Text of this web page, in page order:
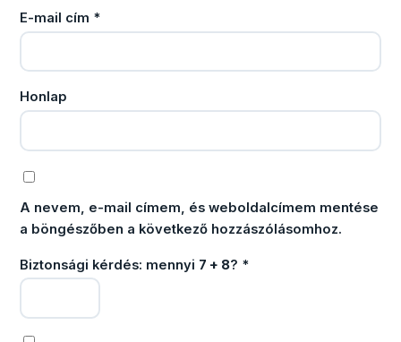
E-mail cím *
Honlap
A nevem, e-mail címem, és weboldalcímem mentése
a böngészőben a következő hozzászólásomhoz.
Biztonsági kérdés: mennyi 7 + 8? *